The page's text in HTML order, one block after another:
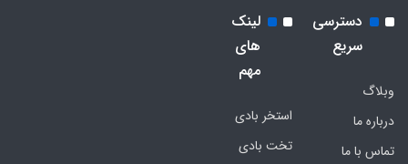
دسترسی
سریع
وبلاگ
درباره ما
تماس با ما
لینک
های
مهم
استخر بادی
تخت بادی